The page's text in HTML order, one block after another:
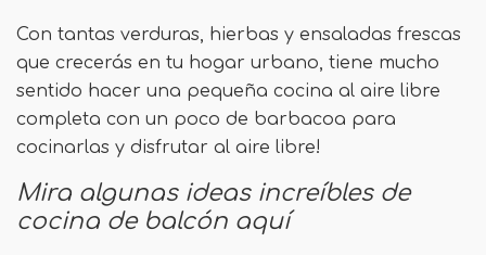
Con tantas verduras, hierbas y ensaladas frescas
que crecerás en tu hogar urbano, tiene mucho
sentido hacer una pequeña cocina al aire libre
completa con un poco de barbacoa para
cocinarlas y disfrutar al aire libre!
Mira algunas ideas increíbles de
cocina de balcón aquí